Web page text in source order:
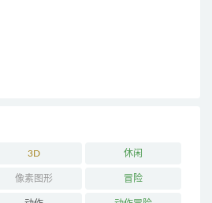
3D 休闲
像素图形 冒险